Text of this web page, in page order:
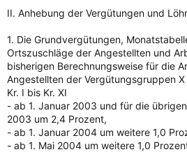
II. Anhebung der Vergütungen und
1. Die Grundvergütungen,
Ortszuschläge der Angestellten und
bisherigen Berechnungsweise für die
Angestellten der Vergütungsgruppen
Kr. I bis Kr. XI
- ab 1. Januar 2003 und für die
2003 um 2,4 Prozent,
- ab 1. Januar 2004 um weitere 1,0
- ab 1. Mai 2004 um weitere 1,0